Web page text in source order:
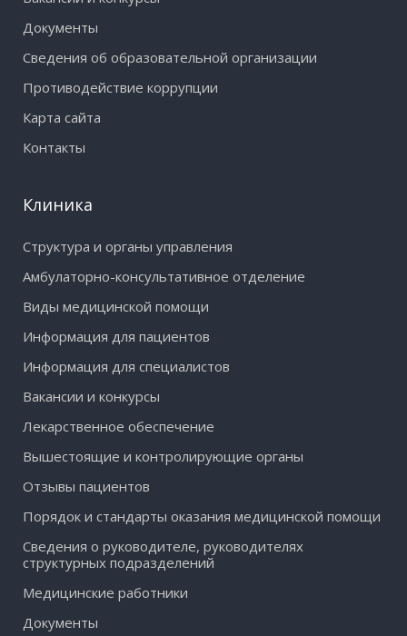
Документы
Сведения об образовательной организации
Противодействие коррупции
Карта сайта
Контакты
Клиника
Структура и органы управления
Амбулаторно-консультативное отделение
Виды медицинской помощи
Информация для пациентов
Информация для специалистов
Вакансии и конкурсы
Лекарственное обеспечение
Вышестоящие и контролирующие органы
Отзывы пациентов
Порядок и стандарты оказания медицинской помощи
Сведения о руководителе, руководителях
структурных подразделений
Медицинские работники
Документы